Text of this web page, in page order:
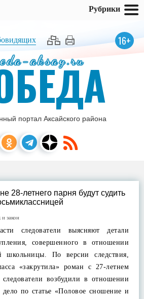
16+
aksay.ru
портал Аксайского района
28-летнего парня будут судить
и закон
следователи выясняют детали
совершенного в отношении
школьницы. По версии следствия,
«закрутила» роман с 27-летнем
возбудили в отношении
по статье «Половое сношение и
Рубрики